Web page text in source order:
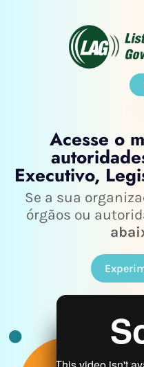
Acesse o
Executivo,
Se a sua
órgãos ou